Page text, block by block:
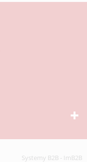
Systemy B2B - ImB2B